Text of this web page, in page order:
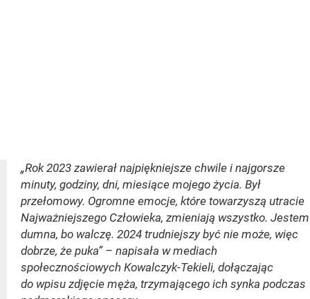
„Rok 2023 zawierał najpiękniejsze chwile i najgorsze
minuty, godziny, dni, miesiące mojego życia. Był
przełomowy. Ogromne emocje, które towarzyszą utracie
Najważniejszego Człowieka, zmieniają wszystko. Jestem
dumna, bo walczę. 2024 trudniejszy być nie może, więc
dobrze, że puka” – napisała w mediach
społecznościowych Kowalczyk-Tekieli, dołączając
do wpisu zdjęcie męża, trzymającego ich synka podczas